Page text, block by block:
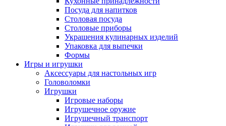
Посуда для напитков
Столовая посуда
Столовые приборы
Украшения кулинарных изделий
Упаковка для выпечки
Формы
Игры и игрушки
Аксессуары для настольных игр
Головоломки
Игрушки
Игровые наборы
Игрушечное оружие
Игрушечный транспорт